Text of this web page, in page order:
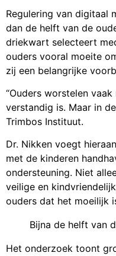
Regulering van digitaal
dan de helft van de
driekwart selecteert
ouders vooral moeite
zij een belangrijke
“Ouders worstelen
verstandig is. Maar in
Trimbos Instituut.
Dr. Nikken voegt
met de kinderen
ondersteuning. Niet
veilige en
ouders dat het moeilijk
Bijna de helft van
Het onderzoek toont